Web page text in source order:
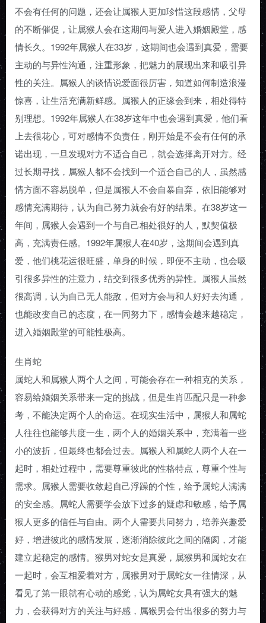
不会有任何的问题，还会让属猴人更加珍惜这段感情，父母
的不断催促，让属猴人会在这期间与爱人进入婚姻殿堂，感
情长久。1992年属猴人在33岁，这期间也会遇到真爱，需要
主动的与异性沟通，注重形象，把魅力的展现出来和吸引异
性的关注。属猴人的谈情说爱面很厉害，知道如何制造浪漫
惊喜，让生活充满新鲜感。属猴人的正缘会到来，相处得特
别理想。1992年属猴人在38岁这年中也会遇到真爱，他们看
上去很花心，可对感情不负责任，刚开始是不会有任何的承
诺出现，一旦发现对方不适合自己，就会选择离开对方。经
过长期寻找，属猴人都不会找到一个适合自己的人，虽然感
情方面不容易脱单，但是属猴人不会自暴自弃，依旧能够对
感情充满期待，认为自己努力就会有好的结果。在38岁这一
年间，属猴人会遇到一个与自己相处很好的人，默契值极
高，充满责任感。1992年属猴人在40岁，这期间会遇到真
爱，他们桃花运很旺盛，单身的时候，即便不主动，也会吸
引很多异性的注意力，结交到很多优秀的异性。属猴人虽然
很高调，认为自己无人能敌，但对方会与和人好好去沟通，
也能改变自己的态度，在一同努力下，感情会越来越稳定，
进入婚姻殿堂的可能性极高。
生肖蛇
属蛇人和属猴人两个人之间，可能会存在一种相克的关系，
容易给婚姻关系带来一定的挑战，但是生肖匹配只是一种参
考，不能决定两个人的命运。在现实生活中，属猴人和属蛇
人往往也能够共度一生，两个人的婚姻关系中，充满着一些
小的波折，但最终也都会过去。属猴人和属蛇人两个人在一
起时，相处过程中，需要尊重彼此的性格特点，尊重个性与
需求。属猴人需要收敛起自己浮躁的个性，给予属蛇人满满
的安全感。属蛇人需要学会放下过多的疑虑和敏感，给予属
猴人更多的信任与自由。两个人需要共同努力，培养兴趣爱
好，增进彼此的感情发展，逐渐消除彼此之间的隔阂，才能
建立起稳定的感情。猴男对蛇女是真爱，属猴男和属蛇女在
一起时，会互相爱着对方，属猴男对于属蛇女一往情深，从
看见了第一眼就有心动的感觉，认为属蛇女具有强大的魅
力，会获得对方的关注与好感，属猴男会付出很多的努力与